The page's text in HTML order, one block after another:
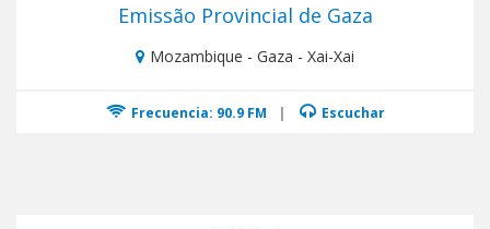
Emissão Provincial de Gaza
Mozambique - Gaza - Xai-Xai
Frecuencia: 90.9 FM | Escuchar